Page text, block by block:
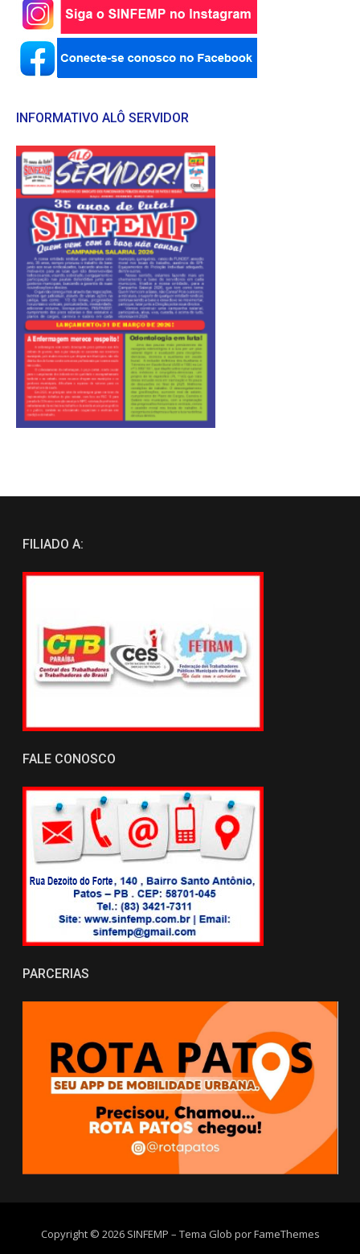
INFORMATIVO ALÔ SERVIDOR
FILIADO A:
FALE CONOSCO
PARCERIAS
Copyright © 2026 SINFEMP – Tema Glob porFameThemes